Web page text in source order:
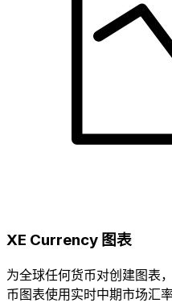
XE Currency 图表
为全球任何货币对创建图表
币图表使用实时中期市场汇